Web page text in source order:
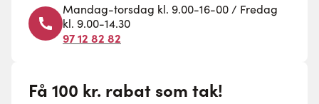
Mandag-torsdag kl. 9.00-16-00 / Fredag
kl. 9.00-14.30
97 12 82 82
Få 100 kr. rabat som tak!